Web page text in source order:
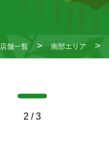
店舗一覧 南部エリア
2 /3